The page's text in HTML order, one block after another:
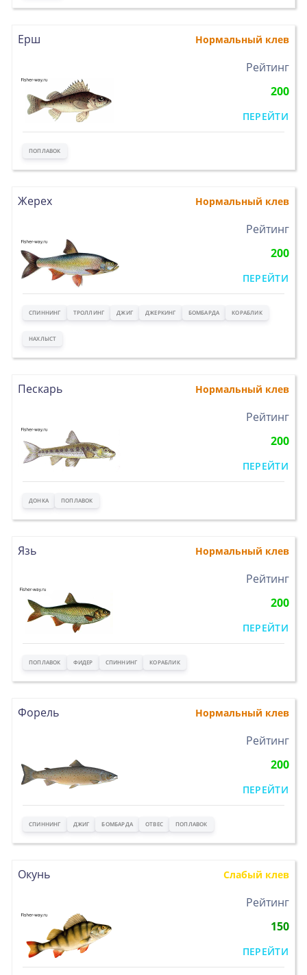
Ерш Нормальный клев
Рейтинг
200
ПЕРЕЙТИ
ПОПЛАВОК
Жерех Нормальный клев
Рейтинг
200
ПЕРЕЙТИ
СПИННИНГ ТРОЛЛИНГ ДЖИГ ДЖЕРКИНГ БОМБАРДА КОРАБЛИК
НАХЛЫСТ
Пескарь Нормальный клев
Рейтинг
200
ПЕРЕЙТИ
ДОНКА ПОПЛАВОК
Язь Нормальный клев
Рейтинг
200
ПЕРЕЙТИ
ПОПЛАВОК ФИДЕР СПИННИНГ КОРАБЛИК
Форель Нормальный клев
Рейтинг
200
ПЕРЕЙТИ
СПИННИНГ ДЖИГ БОМБАРДА ОТВЕС ПОПЛАВОК
Окунь Слабый клев
Рейтинг
150
ПЕРЕЙТИ